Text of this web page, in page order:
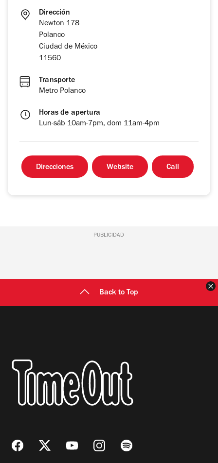
Dirección
Newton 178
Polanco
Ciudad de México
11560
Transporte
Metro Polanco
Horas de apertura
Lun-sáb 10am-7pm, dom 11am-4pm
Direcciones Website Call
PUBLICIDAD
Back to Top